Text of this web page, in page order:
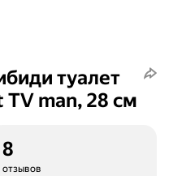
туалет
man, 28 см
8
отзывов